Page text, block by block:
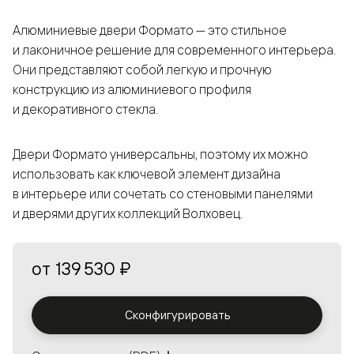
Алюминиевые двери Формато — это стильное
и лаконичное решение для современного интерьера.
Они представляют собой легкую и прочную
конструкцию из алюминиевого профиля
и декоративного стекла.
Двери Формато универсальны, поэтому их можно
использовать как ключевой элемент дизайна
в интерьере или сочетать со стеновыми панелями
и дверями других коллекций Волховец.
от 139 530 ₽
Сконфигурировать